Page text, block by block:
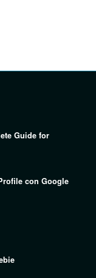
Guide for
con Google